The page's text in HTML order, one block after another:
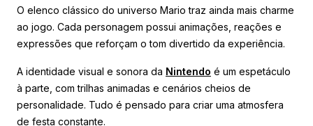
O elenco clássico do universo Mario traz ainda mais charme
ao jogo. Cada personagem possui animações, reações e
expressões que reforçam o tom divertido da experiência.
A identidade visual e sonora da Nintendo é um espetáculo
à parte, com trilhas animadas e cenários cheios de
personalidade. Tudo é pensado para criar uma atmosfera
de festa constante.